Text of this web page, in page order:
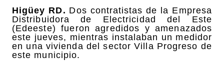
Higüey RD. Dos contratistas de la Empresa
Distribuidora de Electricidad del Este
(Edeeste) fueron agredidos y amenazados
este jueves, mientras instalaban un medidor
en una vivienda del sector Villa Progreso de
este municipio.